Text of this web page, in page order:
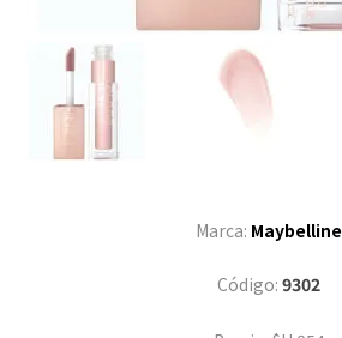
Marca: Maybelline
Código: 9302